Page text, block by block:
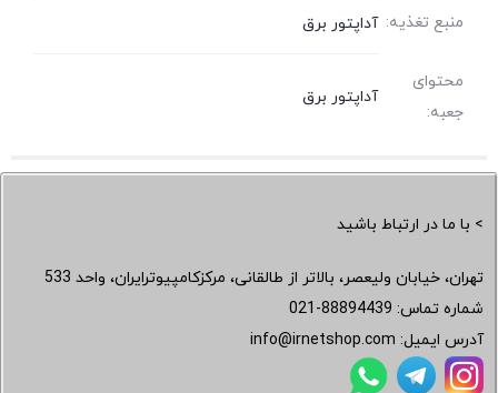
منبع تغذیه: آداپتور برق
محتوای
جعبه:
آداپتور برق
> با ما در ارتباط باشید
تهران، خیابان ولیعصر، بالاتر از طالقانی، مرکزکامپیوترایران، واحد 533
شماره تماس: 021-88894439
آدرس ایمیل: info@irnetshop.com